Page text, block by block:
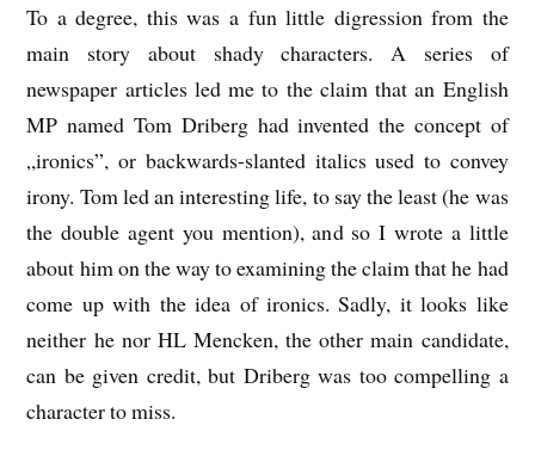
To a degree, this was a fun little digression from the
main story about shady characters. A series of
newspaper articles led me to the claim that an English
MP named Tom Driberg had invented the concept of
„ironics”, or backwards-slanted italics used to convey
irony. Tom led an interesting life, to say the least (he was
the double agent you mention), and so I wrote a little
about him on the way to examining the claim that he had
come up with the idea of ironics. Sadly, it looks like
neither he nor HL Mencken, the other main candidate,
can be given credit, but Driberg was too compelling a
character to miss.